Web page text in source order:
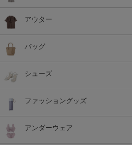
アウター
バッグ
シューズ
ファッショングッズ
アンダーウェア